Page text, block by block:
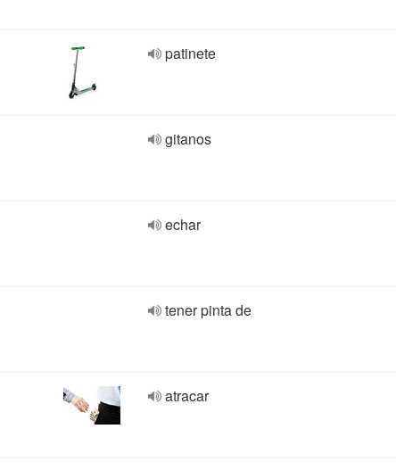
patinete
gitanos
echar
tener pinta de
atracar